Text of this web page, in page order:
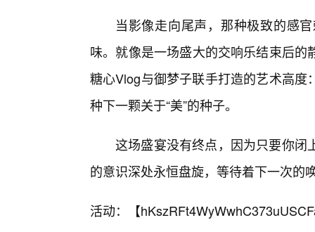
当影像走向尾声，那种极致的感
味。就像是一场盛大的交响乐结束后
糖心Vlog与御梦子联手打造的艺术高
种下一颗关于“美”的种子。
这场盛宴没有终点，因为只要你闭
的意识深处永恒盘旋，等待着下一次的
活动：【